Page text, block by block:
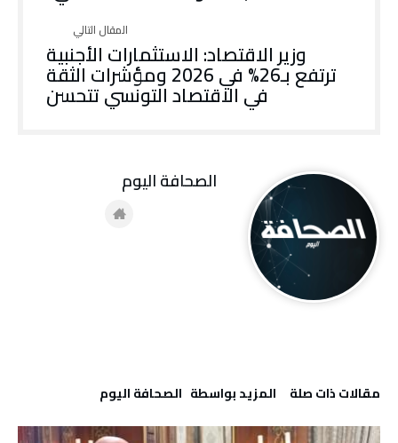
وزير الاقتصاد: الاستثمارات الأجنبية
ترتفع بـ26% في 2026 ومؤشرات الثقة
في الاقتصاد التونسي تتحسن
‫مقالات ذات صلة‬ ‫‫المزيد بواسطة‬ ‬ ‭ ‬الصحافة‭ ‬اليوم